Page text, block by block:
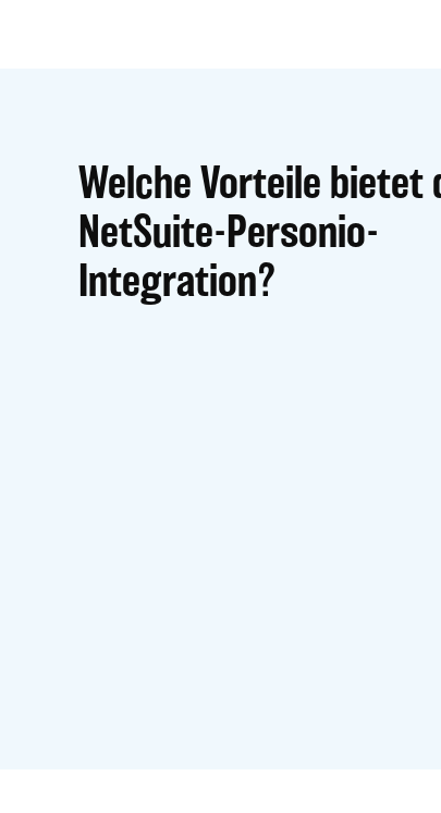
Welche Vorteile bietet
NetSuite-Personio-
Integration?